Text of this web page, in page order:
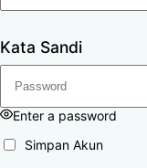
Kata Sandi
Enter a password
Simpan Akun